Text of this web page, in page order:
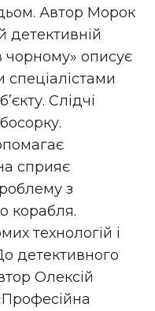
Автор Морок
детективній
чорному» описує
Слідчі
сприяє
з
корабля.
технологій і
детективного
Олексій